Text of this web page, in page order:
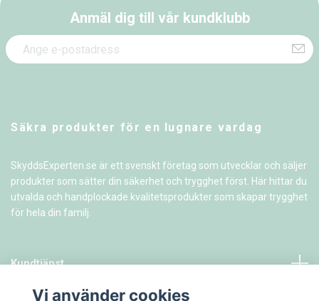
Anmäl dig till vår kundklubb
Säkra produkter för en lugnare vardag
SkyddsExperten.se är ett svenskt företag som utvecklar och säljer
produkter som sätter din säkerhet och trygghet först. Här hittar du
utvalda och handplockade kvalitetsprodukter som skapar trygghet
för hela din familj.
Kundtjänst
Vi använder cookies